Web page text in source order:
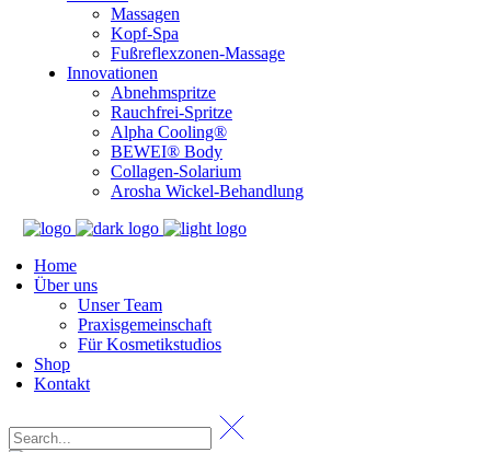
Massagen
Kopf-Spa
Fußreflexzonen-Massage
Innovationen
Abnehmspritze
Rauchfrei-Spritze
Alpha Cooling®
BEWEI® Body
Collagen-Solarium
Arosha Wickel-Behandlung
Home
Über uns
Unser Team
Praxisgemeinschaft
Für Kosmetikstudios
Shop
Kontakt